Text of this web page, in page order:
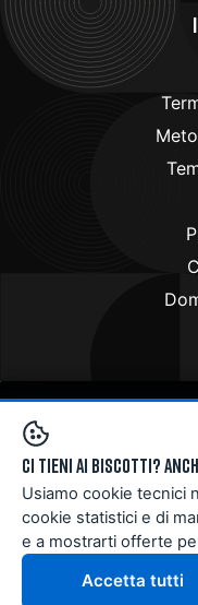
Copyright © 2024
Ci tieni ai biscotti?
Usiamo cookie tecnici
cookie statistici e di
e a mostrarti offerte
Accetta tutti